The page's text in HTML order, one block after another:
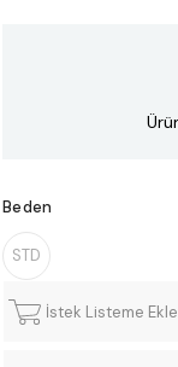
Beden
STD
İstek Listeme Ekle